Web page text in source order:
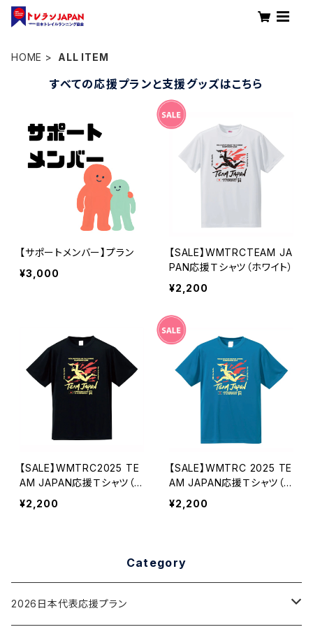
HOME ALL ITEM
すべての応援プランと支援グッズはこちら
【サポートメンバー】プラン
¥3,000
【SALE】WMTRCTEAM JA
PAN応援Ｔシャツ（ホワイト）
¥2,200
【SALE】WMTRC2025 TE
AM JAPAN応援Ｔシャツ（ブ
ラック）
¥2,200
【SALE】WMTRC 2025 TE
AM JAPAN応援Ｔシャツ（ブ
ルー）
¥2,200
Category
2026日本代表応援プラン